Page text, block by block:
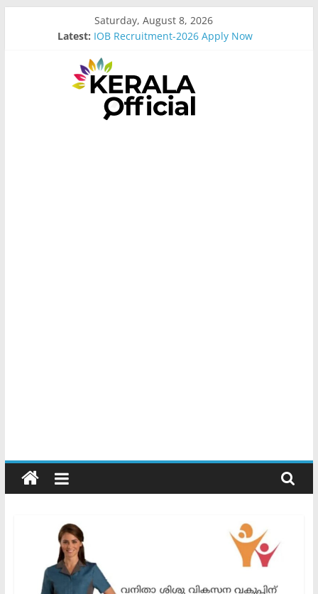
Saturday, August 8, 2026
Latest: IOB Recruitment-2026 Apply Now
Govt Driver job Apply Now
Kerala Govt Onam Gift
MCC Recruitment-2026 Apply Now
Kerala
Official
something